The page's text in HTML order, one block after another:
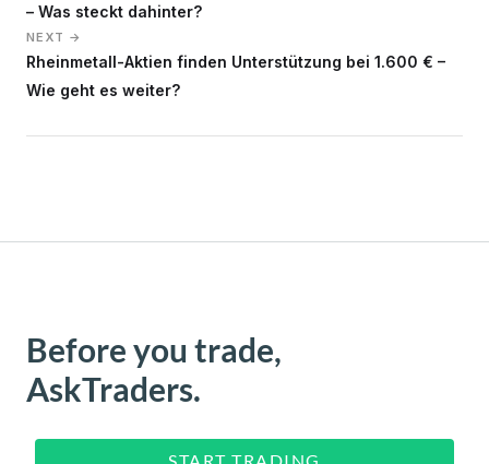
– Was steckt dahinter?
NEXT →
Rheinmetall-Aktien finden Unterstützung bei 1.600 € –
Wie geht es weiter?
Before you trade,
AskTraders.
START TRADING